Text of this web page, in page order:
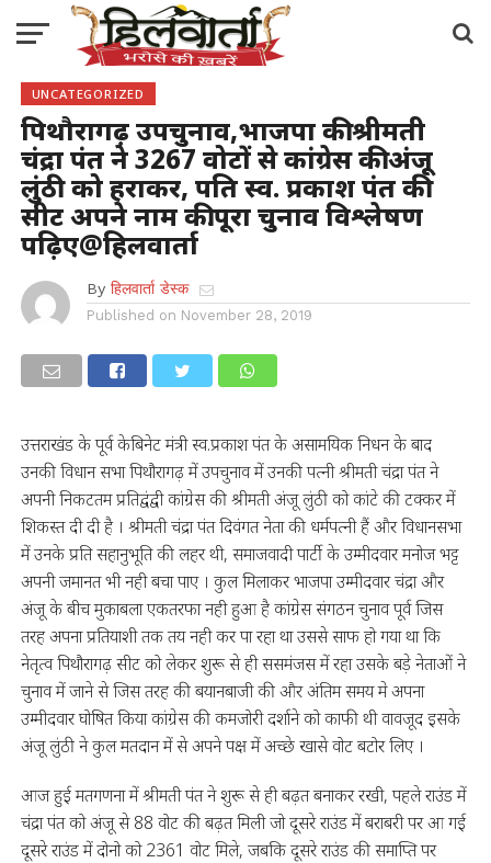
UNCATEGORIZED
पिथौरागढ़ उपचुनाव,भाजपा की श्रीमती
चंद्रा पंत ने 3267 वोटों से कांग्रेस की अंजू
लुंठी को हराकर, पति स्व. प्रकाश पंत की
सीट अपने नाम की.पूरा चुनाव विश्लेषण
पढ़िए@हिलवार्ता
By हिलवार्ता डेस्क
Published on November 28, 2019
उत्तराखंड के पूर्व केबिनेट मंत्री स्व.प्रकाश पंत के असामयिक निधन के बाद
उनकी विधान सभा पिथौरागढ़ में उपचुनाव में उनकी पत्नी श्रीमती चंद्रा पंत ने
अपनी निकटतम प्रतिद्वंद्वी कांग्रेस की श्रीमती अंजू लुंठी को कांटे की टक्कर में
शिकस्त दी दी है । श्रीमती चंद्रा पंत दिवंगत नेता की धर्मपत्नी हैं और विधानसभा
में उनके प्रति सहानुभूति की लहर थी, समाजवादी पार्टी के उम्मीदवार मनोज भट्ट
अपनी जमानत भी नही बचा पाए । कुल मिलाकर भाजपा उम्मीदवार चंद्रा और
अंजू के बीच मुकाबला एकतरफा नही हुआ है कांग्रेस संगठन चुनाव पूर्व जिस
तरह अपना प्रतियाशी तक तय नही कर पा रहा था उससे साफ हो गया था कि
नेतृत्व पिथौरागढ़ सीट को लेकर शुरू से ही ससमंजस में रहा उसके बड़े नेताओं ने
चुनाव में जाने से जिस तरह की बयानबाजी की और अंतिम समय मे अपना
उम्मीदवार घोषित किया कांग्रेस की कमजोरी दर्शाने को काफी थी वावजूद इसके
अंजू लुंठी ने कुल मतदान में से अपने पक्ष में अच्छे खासे वोट बटोर लिए ।
आज हुई मतगणना में श्रीमती पंत ने शुरू से ही बढ़त बनाकर रखी, पहले राउंड में
चंद्रा पंत को अंजू से 88 वोट की बढ़त मिली जो दूसरे राउंड में बराबरी पर आ गई
दूसरे राउंड में दोनो को 2361 वोट मिले, जबकि दूसरे राउंड की समाप्ति पर